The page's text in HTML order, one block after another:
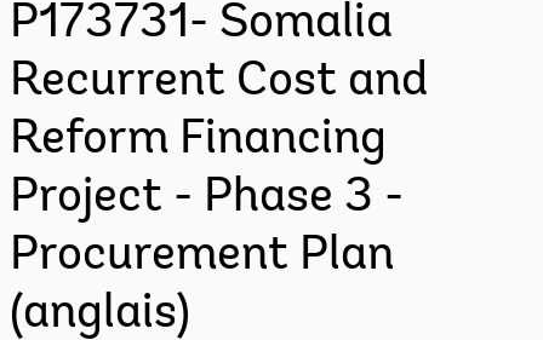
P173731- Somalia
Recurrent Cost and
Reform Financing
Project - Phase 3 -
Procurement Plan
(anglais)